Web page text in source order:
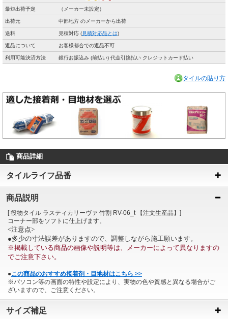
最短出荷予定 （メーカー未設定）
出荷元 中部地方 のメーカーから出荷
送料 見積対応 (見積対応品とは)
返品について お客様都合での返品不可
利用可能決済方法 銀行お振込み (前払い) 代金引換払い クレジットカード払い
タイルの貼り方
商品詳細
タイルライフ品番
商品説明
[ 役物タイル ラスティカリーヴァ 竹割 RV-06_t 【注文生産品】]
コーナー部をソフトに仕上げます。
<注意点>
●多少の寸法誤差がありますので、調整しながら施工願います。
※掲載している商品の画像や説明等は、メーカーによって異なりますの
でご注意下さい。
●この商品のおすすめ接着剤・目地材はこちら >>
※パソコン等の画面の特性や設定により、実物の色や質感と異なる場合がご
ざいますので、ご注意ください。
サイズ補足